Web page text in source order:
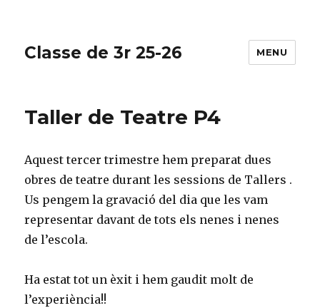
Classe de 3r 25-26 MENU
Taller de Teatre P4
Aquest tercer trimestre hem preparat dues
obres de teatre durant les sessions de Tallers .
Us pengem la gravació del dia que les vam
representar davant de tots els nenes i nenes
de l’escola.
Ha estat tot un èxit i hem gaudit molt de
l’experiència!!